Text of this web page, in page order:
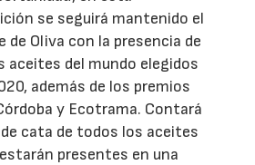
se seguirá mantenido el
de Oliva con la presencia de
aceites del mundo elegidos
además de los premios
y Ecotrama. Contará
cata de todos los aceites
presentes en una